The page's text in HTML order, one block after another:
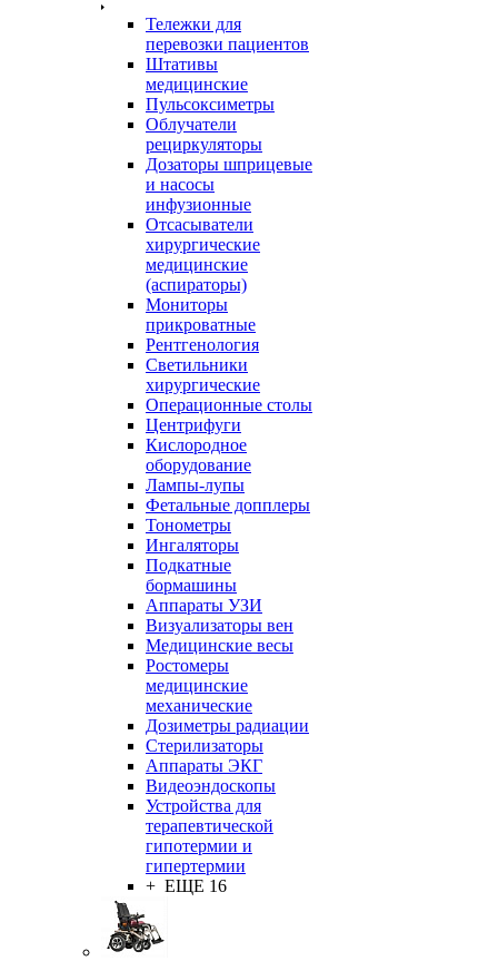
Тележки для
перевозки пациентов
Штативы
медицинские
Пульсоксиметры
Облучатели
рециркуляторы
Дозаторы шприцевые
и насосы
инфузионные
Отсасыватели
хирургические
медицинские
(аспираторы)
Мониторы
прикроватные
Рентгенология
Светильники
хирургические
Операционные столы
Центрифуги
Кислородное
оборудование
Лампы-лупы
Фетальные допплеры
Тонометры
Ингаляторы
Подкатные
бормашины
Аппараты УЗИ
Визуализаторы вен
Медицинские весы
Ростомеры
медицинские
механические
Дозиметры радиации
Стерилизаторы
Аппараты ЭКГ
Видеоэндоскопы
Устройства для
терапевтической
гипотермии и
гипертермии
+ ЕЩЕ 16